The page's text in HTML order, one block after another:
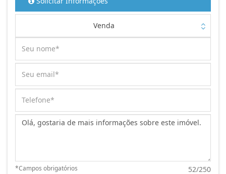
Venda
Mensagem:
52/250
*Campos obrigatórios